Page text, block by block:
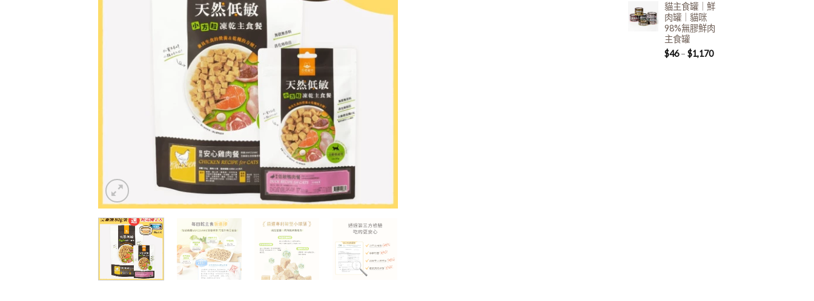
貓主食罐｜鮮
肉罐｜貓咪
98%無膠鮮肉
主食罐
$46– $1,170